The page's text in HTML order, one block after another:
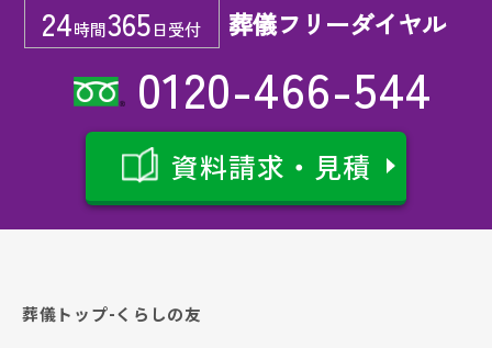
24時間365日受付 葬儀フリーダイヤル
0120-466-544
資料請求・見積
葬儀トップ-くらしの友